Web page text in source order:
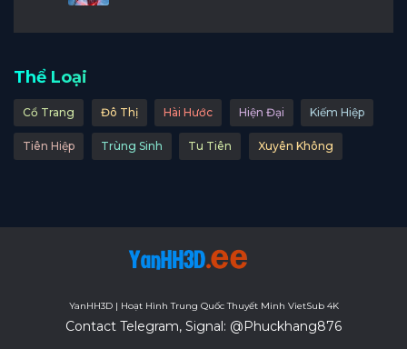
Thể Loại
Cổ Trang Đô Thị Hài Hước Hiện Đại Kiếm Hiệp
Tiên Hiệp Trùng Sinh Tu Tiên Xuyên Không
YanHH3D | Hoạt Hình Trung Quốc Thuyết Minh VietSub 4K
Contact Telegram, Signal: @Phuckhang876